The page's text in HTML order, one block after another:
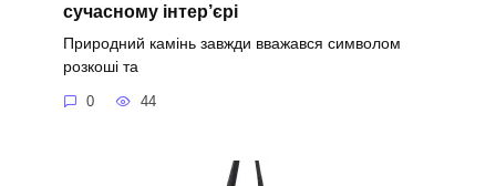
сучасному інтер’єрі
Природний камінь завжди вважався символом
розкоші та
0 44